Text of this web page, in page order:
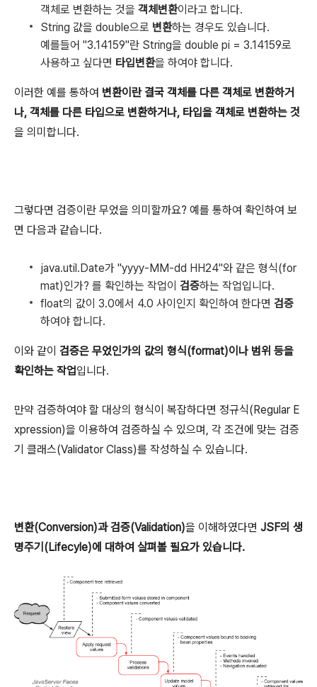
객체로 변환하는 것을 객체변환이라고 합니다.
String 값을 double으로 변환하는 경우도 있습니다.
예를들어 "3.14159"란 String을 double pi = 3.14159로
사용하고 싶다면 타입변환을 하여야 합니다.
이러한 예를 통하여 변환이란 결국 객체를 다른 객체로 변환하거
나, 객체를 다른 타입으로 변환하거나, 타입을 객체로 변환하는 것
을 의미합니다.
그렇다면 검증이란 무었을 의미할까요? 예를 통하여 확인하여 보
면 다음과 같습니다.
java.util.Date가 "yyyy-MM-dd HH24"와 같은 형식(for
mat)인가? 를 확인하는 작업이 검증하는 작업입니다.
float의 값이 3.0에서 4.0 사이인지 확인하여 한다면 검증
하여야 합니다.
이와 같이 검증은 무었인가의 값의 형식(format)이나 범위 등을
확인하는 작업입니다.
만약 검증하여야 할 대상의 형식이 복잡하다면 정규식(Regular E
xpression)을 이용하여 검증하실 수 있으며, 각 조건에 맞는 검증
기 클래스(Validator Class)를 작성하실 수 있습니다.
변환(Conversion)과 검증(Validation)을 이해하였다면 JSF의 생
명주기(Lifecyle)에 대하여 살펴볼 필요가 있습니다.